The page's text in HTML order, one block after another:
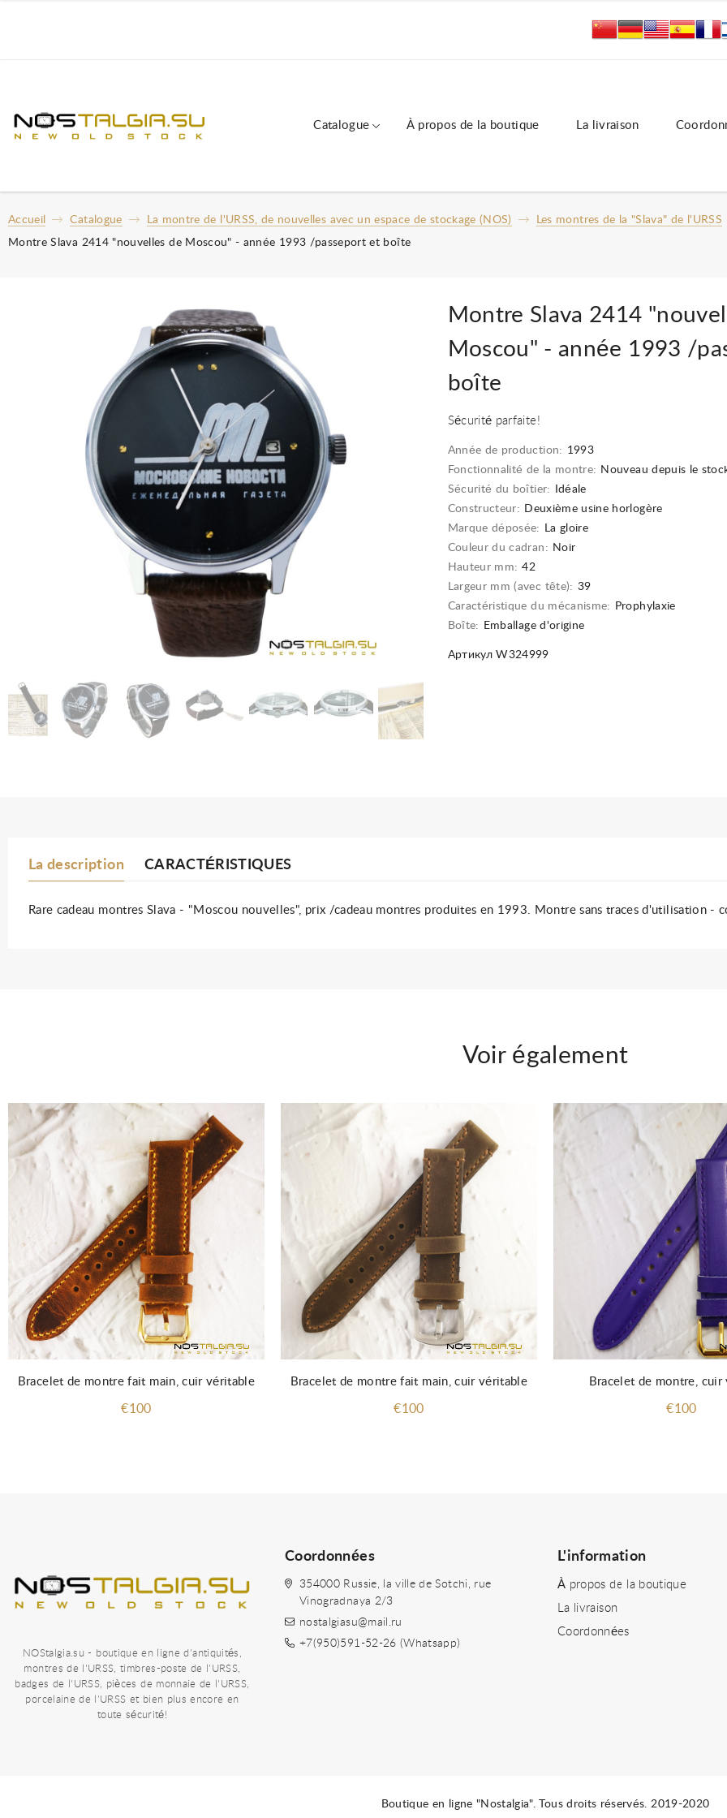
Catalogue À propos de la boutique La livraison
Accueil Catalogue La montre de l'URSS, de nouvelles avec un espace de stockage (NOS)
Les montres de la "Slava" de l'URSS
Montre Slava 2414 "nouvelles de Moscou" - année 1993 /passeport et boîte
Montre Slava 2414
Moscou" - année 1993 /
boîte
Sécurité parfaite!
Année de production: 1993
Fonctionnalité de la montre: Nouveau depuis le
Sécurité du boîtier:
Idéale
Constructeur: Deuxième usine horlogère
Marque déposée:
La gloire
Couleur du cadran: Noir
Hauteur mm: 42
Largeur mm (avec tête): 39
Caractéristique du mécanisme:
Prophylaxie
Boîte:
Emballage d'origine
Артикул W324999
La description CARACTÉRISTIQUES
Rare cadeau montres Slava - "Moscou nouvelles", prix /cadeau montres produites en 1993. Montre sans traces d'utilisation -
Voir également
Bracelet de montre fait main, cuir véritable
€100
Bracelet de montre fait main, cuir véritable
€100
Bracelet de montre, cuir
€100
NOStalgia.su - boutique en ligne d'antiquités,
montres de l'URSS, timbres-poste de l'URSS,
badges de l'URSS, pièces de monnaie de l'URSS,
porcelaine de l'URSS et bien plus encore en
toute sécurité!
Coordonnées
354000 Russie, la ville de Sotchi, rue
Vinogradnaya 2/3
nostalgiasu@mail.ru
+7(950)591-52-26 (Whatsapp)
L'information
À propos de la boutique
La livraison
Coordonnées
Boutique en ligne "Nostalgia". Tous droits réservés. 2019-2020